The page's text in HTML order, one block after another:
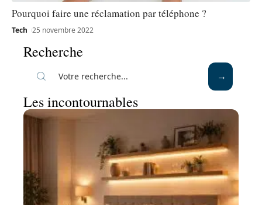
Pourquoi faire une réclamation par téléphone ?
Tech 25 novembre 2022
Recherche
Les incontournables